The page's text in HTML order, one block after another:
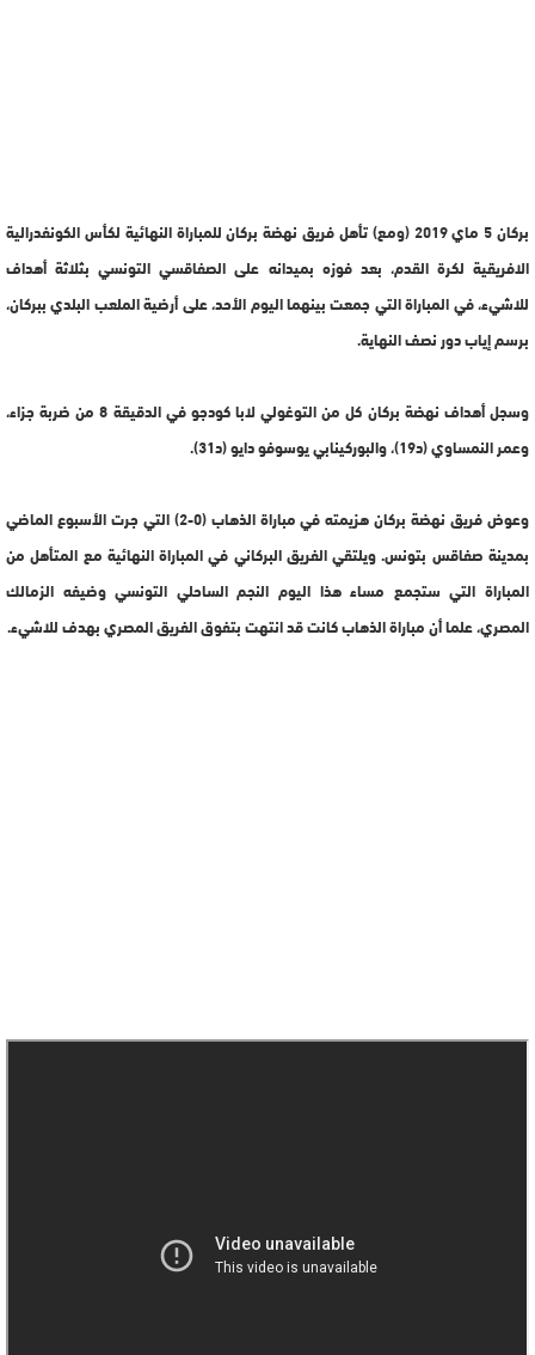
بركان 5 ماي 2019 (ومع) تأهل فريق نهضة بركان للمباراة النهائية لكأس الكونفدرالية
الافريقية لكرة القدم، بعد فوزه بميدانه على الصفاقسي التونسي بثلاثة أهداف
للاشيء، في المباراة التي جمعت بينهما اليوم الأحد، على أرضية الملعب البلدي ببركان،
برسم إياب دور نصف النهاية.
وسجل أهداف نهضة بركان كل من التوغولي لابا كودجو في الدقيقة 8 من ضربة جزاء،
وعمر النمساوي (د19)، والبوركينابي يوسوفو دايو (د31).
وعوض فريق نهضة بركان هزيمته في مباراة الذهاب (0-2) التي جرت الأسبوع الماضي
بمدينة صفاقس بتونس. ويلتقي الفريق البركاني في المباراة النهائية مع المتأهل من
المباراة التي ستجمع مساء هذا اليوم النجم الساحلي التونسي وضيفه الزمالك
المصري، علما أن مباراة الذهاب كانت قد انتهت بتفوق الفريق المصري بهدف للاشيء.